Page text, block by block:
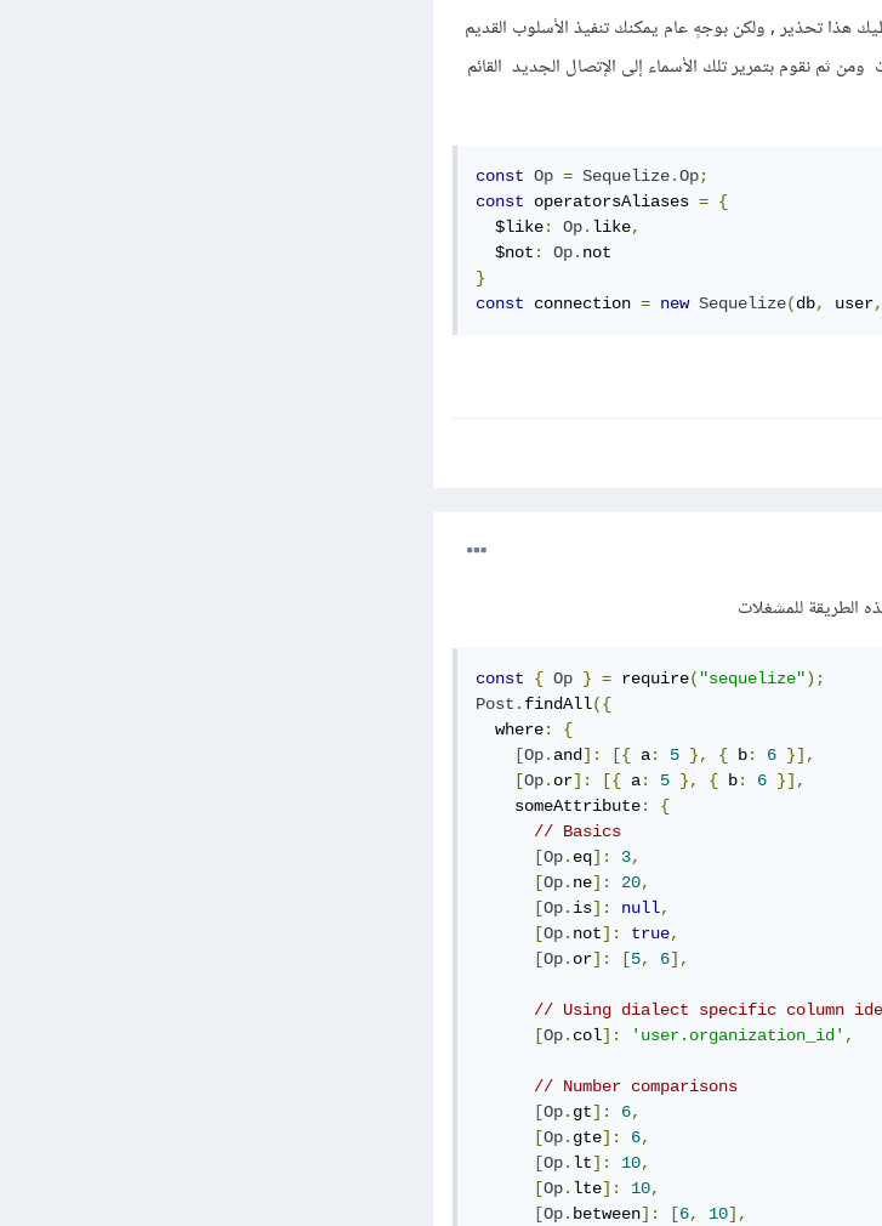
هذا تحذير , ولكن بوجهٍ عام يمكنك تنفيذ الأسلوب القديم
ثم نقوم بتمرير تلك الأسماء إلى الإتصال الجديد القائم
const Op = Sequelize.Op;
const operatorsAliases = {
  $like
: Op. like,
  $not
: Op.
}
const connection = new Sequelize(db, user,
const { Op } = require( "sequelize");
Post . findAll({
  where
:
{
[Op. and]: [{ a: 5 }, { b: 6 }],
[Op. or]: [{ a: 5 }, { b: 6 }],
    someAttribute
:
{
// Basics
[Op. eq]: 3,
[Op. ne]: 20,
[Op. is]: null,
[Op. not]: true,
[Op. or]: [5, 6],
// Using dialect specific column
[Op. col]: 'user.organization_id' ,
// Number comparisons
[Op. gt]: 6,
[Op. gte]: 6,
[Op. lt]: 10,
[Op. lte]: 10,
[Op. between]: [6, 10],